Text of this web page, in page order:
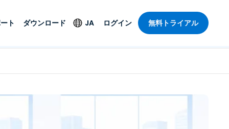
ト。オン
Foxpass Wi-Fiアクセ
エンターテインメ
エンターテインメ
ト
テータス
ダウンロード JA
Español
ログイン 無料トライアル